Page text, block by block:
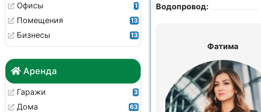
Офисы 1
Помещения 13
Бизнесы 13
Аренда
Гаражи 3
Дома 63
Водопровод:
Фатима